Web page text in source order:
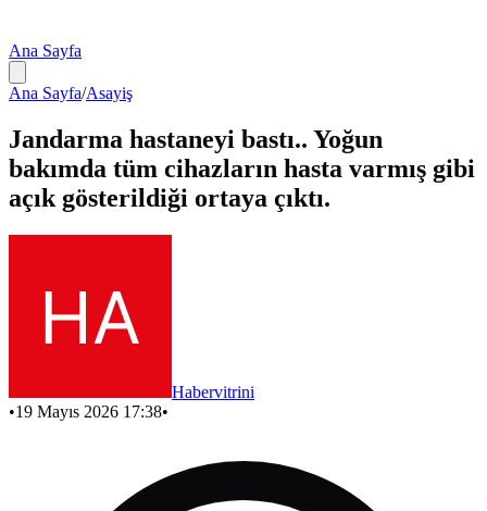
Ana Sayfa
Ana Sayfa/Asayiş
Jandarma hastaneyi bastı.. Yoğun
bakımda tüm cihazların hasta varmış gibi
açık gösterildiği ortaya çıktı.
Habervitrini
•19 Mayıs 2026 17:38•